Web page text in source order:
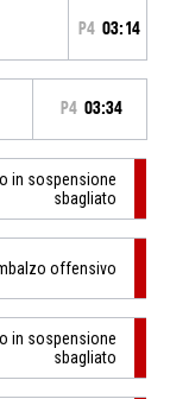
P4 03:14
P4 03:34
in sospensione
sbagliato
offensivo
in sospensione
sbagliato